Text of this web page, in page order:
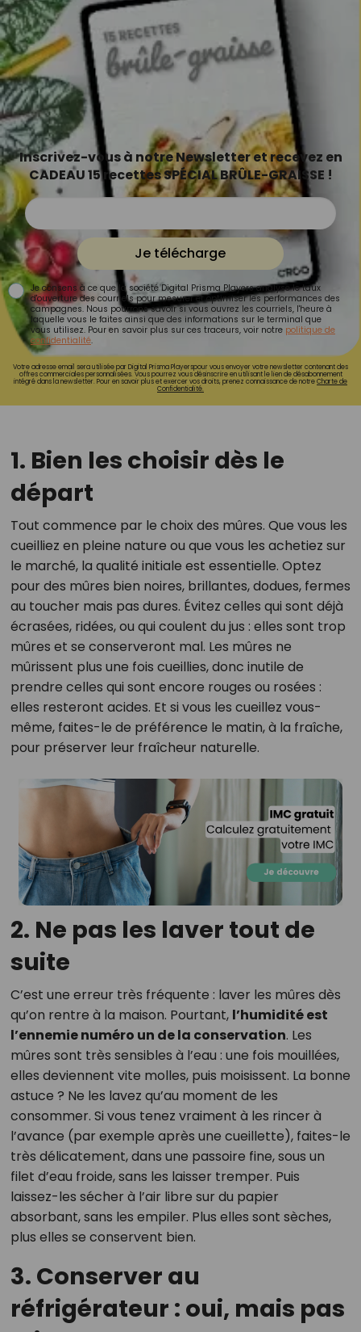
Inscrivez-vous à notre Newsletter et recevez en
CADEAU 15 recettes SPÉCIAL BRÛLE-GRAISSE !
Je télécharge
Je consens à ce que la société Digital Prisma Players analyse le taux
d'ouverture des courriels pour mesurer et optimiser les performances des
campagnes. Nous pourrons savoir si vous ouvrez les courriels, l'heure à
laquelle vous le faites ainsi que des informations sur le terminal que
vous utilisez. Pour en savoir plus sur ces traceurs, voir notre politique de
confidentialité.
Votre adresse email sera utilisée par Digital Prisma Playerspour vous envoyer votre newsletter contenant des
offres commerciales personnalisées. Vous pourrez vous désinscrire en utilisant le lien de désabonnement
intégré dans la newsletter. Pour en savoir plus et exercer vos droits, prenez connaissance de notreCharte de
Confidentialité.
1. Bien les choisir dès le
départ
Tout commence par le choix des mûres. Que vous les
cueilliez en pleine nature ou que vous les achetiez sur
le marché, la qualité initiale est essentielle. Optez
pour des mûres bien noires, brillantes, dodues, fermes
au toucher mais pas dures. Évitez celles qui sont déjà
écrasées, ridées, ou qui coulent du jus : elles sont trop
mûres et se conserveront mal. Les mûres ne
mûrissent plus une fois cueillies, donc inutile de
prendre celles qui sont encore rouges ou rosées :
elles resteront acides. Et si vous les cueillez vous-
même, faites-le de préférence le matin, à la fraîche,
pour préserver leur fraîcheur naturelle.
2. Ne pas les laver tout de
suite
C’est une erreur très fréquente : laver les mûres dès
qu’on rentre à la maison. Pourtant, l’humidité est
l’ennemie numéro un de la conservation. Les
mûres sont très sensibles à l’eau : une fois mouillées,
elles deviennent vite molles, puis moisissent. La bonne
astuce ? Ne les lavez qu’au moment de les
consommer. Si vous tenez vraiment à les rincer à
l’avance (par exemple après une cueillette), faites-le
très délicatement, dans une passoire fine, sous un
filet d’eau froide, sans les laisser tremper. Puis
laissez-les sécher à l’air libre sur du papier
absorbant, sans les empiler. Plus elles sont sèches,
plus elles se conservent bien.
3. Conserver au
réfrigérateur : oui, mais pas